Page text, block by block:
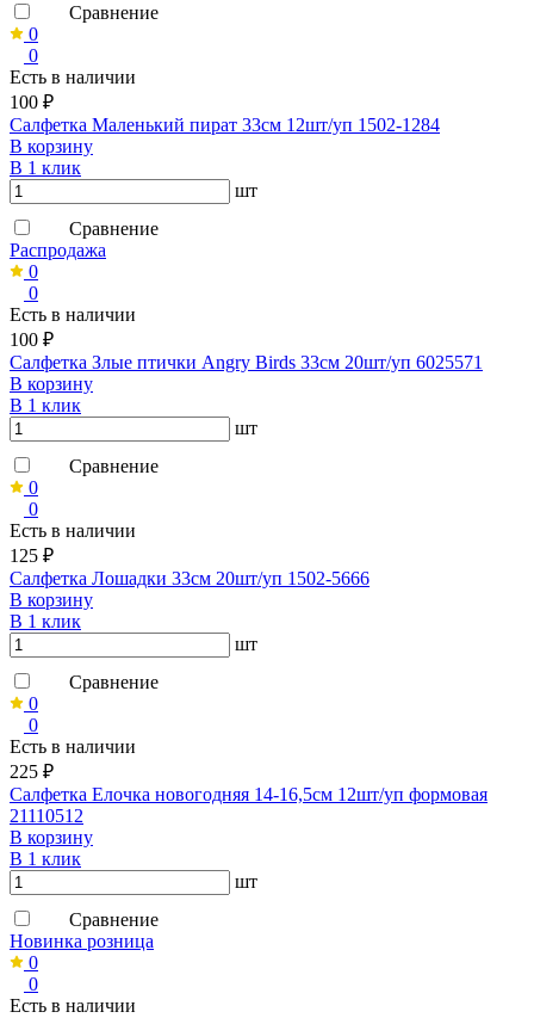
Сравнение
0
0
Есть в наличии
100 ₽
Салфетка Маленький пират 33см 12шт/уп 1502-1284
В корзину
В 1 клик
шт
Сравнение
Распродажа
0
0
Есть в наличии
100 ₽
Салфетка Злые птички Angry Birds 33см 20шт/уп 6025571
В корзину
В 1 клик
шт
Сравнение
0
0
Есть в наличии
125 ₽
Салфетка Лошадки 33см 20шт/уп 1502-5666
В корзину
В 1 клик
шт
Сравнение
0
0
Есть в наличии
225 ₽
Салфетка Елочка новогодняя 14-16,5см 12шт/уп формовая
21110512
В корзину
В 1 клик
шт
Сравнение
Новинка розница
0
0
Есть в наличии